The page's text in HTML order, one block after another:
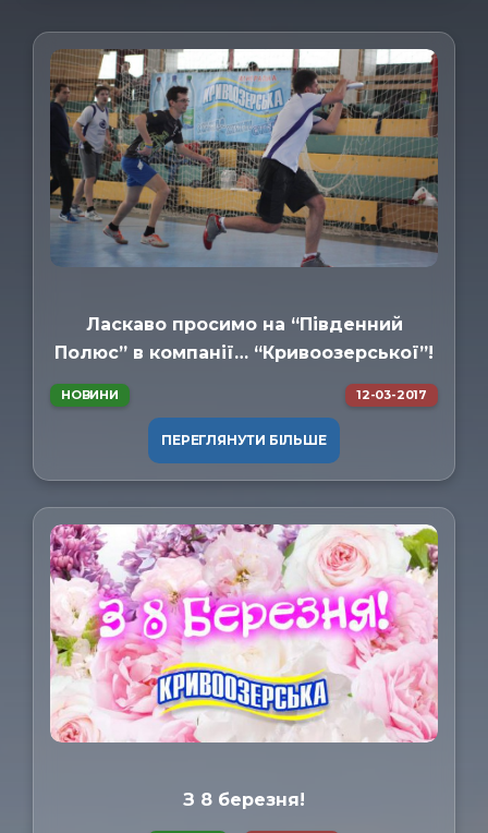
ㅤКар'єра
ㅤЗв'язатись
Ласкаво просимо на “Південний
Полюс” в компанії… “Кривоозерської”!
НОВИНИ 12-03-2017
ПЕРЕГЛЯНУТИ БІЛЬШЕ
З 8 березня!